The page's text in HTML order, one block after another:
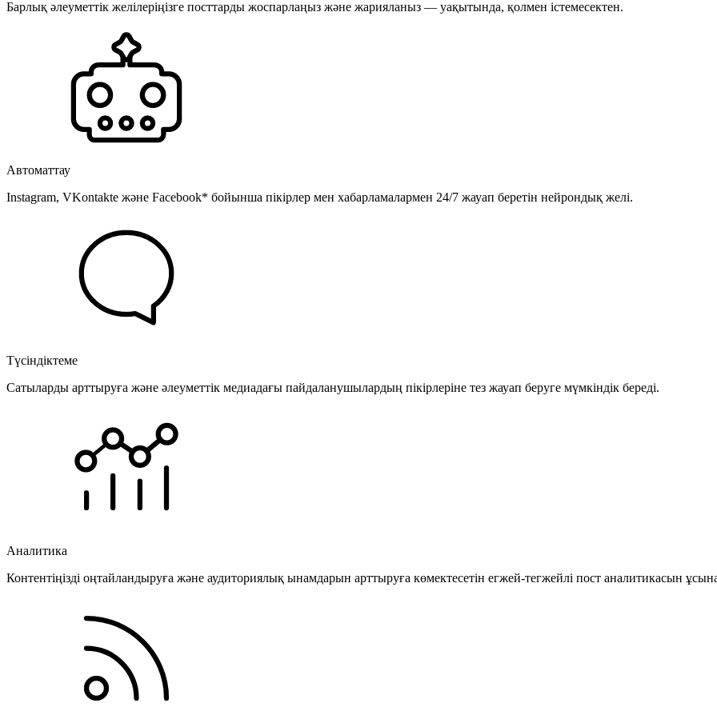
Барлық әлеуметтік желілеріңізге посттарды жоспарлаңыз және жарияланыз — уақытында, қолмен істемесектен.
Автоматтау
Instagram, VKontakte және Facebook* бойынша пікірлер мен хабарламалармен 24/7 жауап беретін нейрондық желі.
Түсіндіктеме
Сатыларды арттыруға және әлеуметтік медиадағы пайдаланушылардың пікірлеріне тез жауап беруге мүмкіндік береді.
Аналитика
Контентіңізді оңтайландыруға және аудиториялық ынамдарын арттыруға көмектесетін егжей-тегжейлі пост аналитикасын